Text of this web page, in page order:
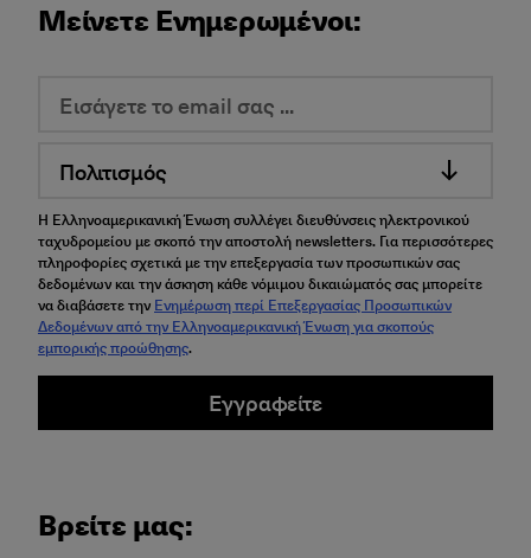
Μείνετε Ενημερωμένοι:
Πολιτισμός
Η Ελληνοαμερικανική Ένωση συλλέγει διευθύνσεις ηλεκτρονικού
ταχυδρομείου με σκοπό την αποστολή newsletters. Για περισσότερες
πληροφορίες σχετικά με την επεξεργασία των προσωπικών σας
δεδομένων και την άσκηση κάθε νόμιμου δικαιώματός σας μπορείτε
να διαβάσετε την Ενημέρωση περί Επεξεργασίας Προσωπικών
Δεδομένων από την Ελληνοαμερικανική Ένωση για σκοπούς
εμπορικής προώθησης.
Εγγραφείτε
Βρείτε μας: